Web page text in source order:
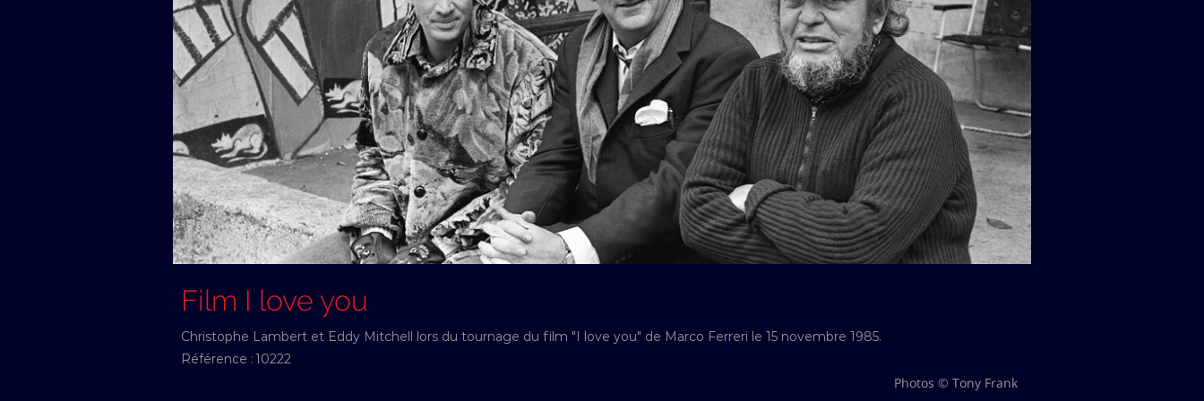
Film I love you
Christophe Lambert et Eddy Mitchell lors du tournage du film "I love you" de Marco Ferreri le 15 novembre 1985.
Référence :10222
Photos © Tony Frank